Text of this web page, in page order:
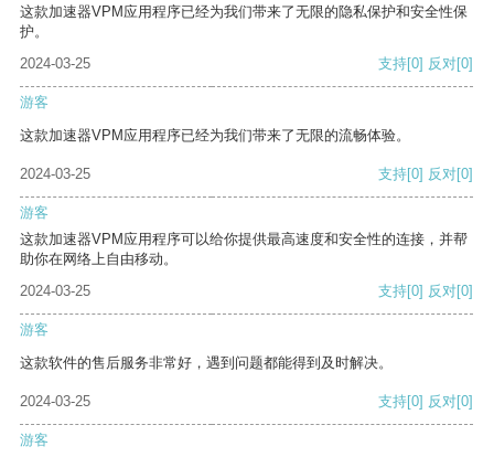
这款加速器VPM应用程序已经为我们带来了无限的隐私保护和安全性保
护。
2024-03-25
支持[0] 反对[0]
游客
这款加速器VPM应用程序已经为我们带来了无限的流畅体验。
2024-03-25 支持[0] 反对[0]
游客
这款加速器VPM应用程序可以给你提供最高速度和安全性的连接，并帮
助你在网络上自由移动。
2024-03-25
支持[0] 反对[0]
游客
这款软件的售后服务非常好，遇到问题都能得到及时解决。
2024-03-25 支持[0] 反对[0]
游客